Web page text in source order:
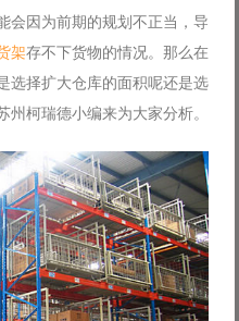
会因为前期的规划不正当，导
架存不下货物的情况。那么在
选择扩大仓库的面积呢还是选
柯瑞德小编来为大家分析。